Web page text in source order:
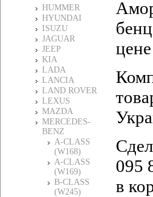
HUMMER
HYUNDAI
ISUZU
JAGUAR
JEEP
KIA
LADA
LANCIA
LAND ROVER
LEXUS
MAZDA
MERCEDES-
BENZ
A-CLASS
(W168)
A-CLASS
(W169)
B-CLASS
(W245)
цене
095
в